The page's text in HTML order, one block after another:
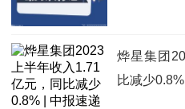
烨星集团
比减少